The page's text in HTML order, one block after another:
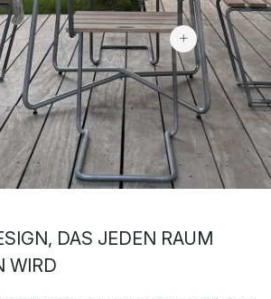
360 €
DAS JEDEN RAUM
WIRD